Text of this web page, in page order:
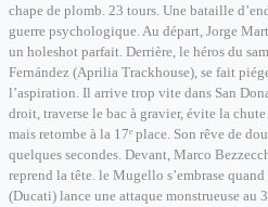
chape de plomb. 23 tours. Une bataille
guerre psychologique.Au départ, Jorge
un holeshot parfait. Derrière, le héros du
Fernández (Aprilia Trackhouse), se fait
l’aspiration. Il arrive trop vite dans San
droit, traverse le bac à gravier, évite la
mais retombe à la 17ᵉ place. Son rêve de
quelques secondes. Devant, Marco
reprend la tête. le Mugello s’embrase
(Ducati) lance une attaque monstrueuse au